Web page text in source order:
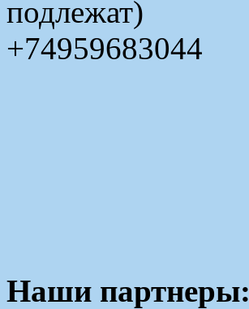
подлежат)
+74959683044
Наши партнеры: